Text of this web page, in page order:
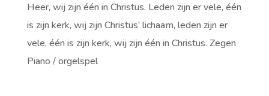
Heer, wij zijn één in Christus. Leden zijn er vele, één
is zijn kerk, wij zijn Christus’ lichaam, leden zijn er
vele, één is zijn kerk, wij zijn één in Christus. Zegen
Piano / orgelspel